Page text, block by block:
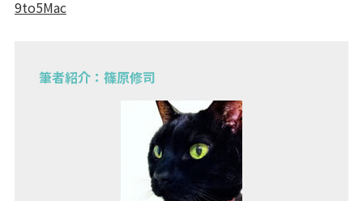
9to5Mac
筆者紹介：篠原修司